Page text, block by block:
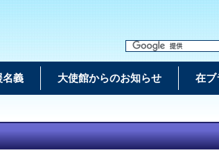
名義 大使館からのお知らせ 在ブ